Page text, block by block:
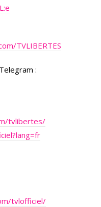
TVLIBERTES
:
tvlibertes/
tvlofficiel/